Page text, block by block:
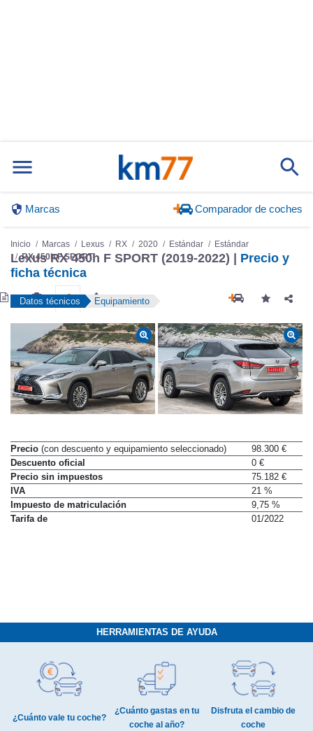
Marcas Comparador de coches
Inicio Marcas Lexus RX 2020 Estándar
Estándar
RX 450h F SPORT
Lexus RX 450h F SPORT (2019-2022) | Precio y
ficha técnica
Datos técnicos Equipamiento
Precio (con descuento y equipamiento seleccionado)
98.300 €
Descuento oficial
0 €
Precio sin impuestos
75.182 €
IVA
21 %
Impuesto de matriculación
9,75 %
Tarifa de
01/2022
HERRAMIENTAS DE AYUDA
¿Cuánto vale tu coche?
¿Cuánto gastas en tu
coche al año?
Disfruta el cambio de
coche